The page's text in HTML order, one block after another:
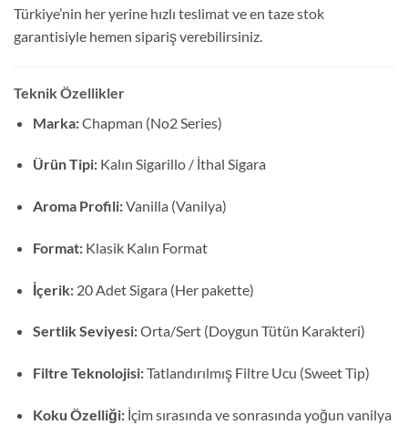
Türkiye’nin her yerine hızlı teslimat ve en taze stok
garantisiyle hemen sipariş verebilirsiniz.
Teknik Özellikler
Marka:Chapman (No2 Series)
Ürün Tipi:Kalın Sigarillo / İthal Sigara
Aroma Profili:Vanilla (Vanilya)
Format:Klasik Kalın Format
İçerik:20 Adet Sigara (Her pakette)
Sertlik Seviyesi:Orta/Sert (Doygun Tütün Karakteri)
Filtre Teknolojisi:Tatlandırılmış Filtre Ucu (Sweet Tip)
Koku Özelliği:İçim sırasında ve sonrasında yoğun vanilya